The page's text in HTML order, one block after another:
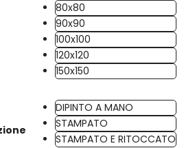
80x80
90x90
100x100
120x120
150x150
DIPINTO A MANO
STAMPATO
STAMPATO E RITOCCATO